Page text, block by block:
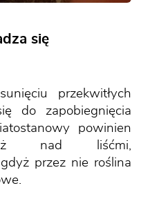
się
przekwitłych
do zapobiegnięcia
powinien
nad liśćmi,
przez nie roślina